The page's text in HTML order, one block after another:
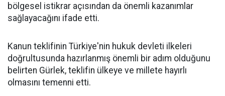
bölgesel istikrar açısından da önemli kazanımlar
sağlayacağını ifade etti.
Kanun teklifinin Türkiye'nin hukuk devleti ilkeleri
doğrultusunda hazırlanmış önemli bir adım olduğunu
belirten Gürlek, teklifin ülkeye ve millete hayırlı
olmasını temenni etti.